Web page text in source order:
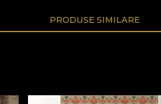
PRODUSE SIMILARE